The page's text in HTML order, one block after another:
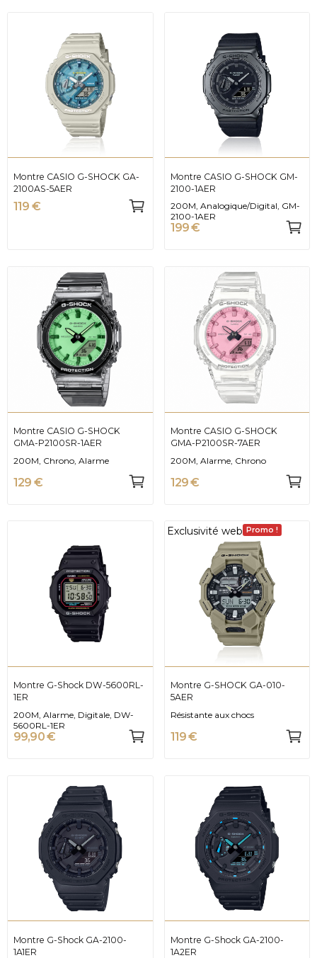
Montre CASIO G-SHOCK GA-
2100AS-5AER
119 €
Montre CASIO G-SHOCK GM-
2100-1AER
200M, Analogique/Digital, GM-
2100-1AER
199 €
Montre CASIO G-SHOCK
GMA-P2100SR-1AER
200M, Chrono, Alarme
129 €
Montre CASIO G-SHOCK
GMA-P2100SR-7AER
200M, Alarme, Chrono
129 €
Montre G-Shock DW-5600RL-
1ER
200M, Alarme, Digitale, DW-
5600RL-1ER
99,90 €
Exclusivité web Promo !
Montre G-SHOCK GA-010-
5AER
Résistante aux chocs
119 €
Montre G-Shock GA-2100-
1A1ER
Montre G-Shock GA-2100-
1A2ER